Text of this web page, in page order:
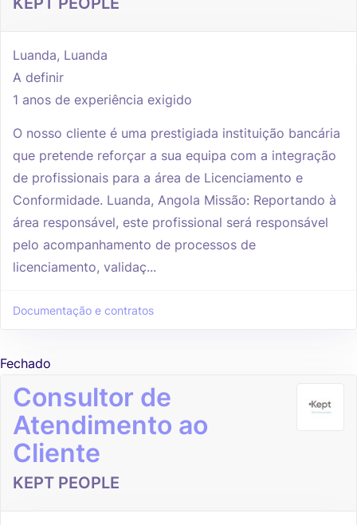
Luanda, Luanda
A definir
1 anos de experiência exigido
O nosso cliente é uma prestigiada instituição bancária
que pretende reforçar a sua equipa com a integração
de profissionais para a área de Licenciamento e
Conformidade. Luanda, Angola Missão: Reportando à
área responsável, este profissional será responsável
pelo acompanhamento de processos de
licenciamento, validaç...
Documentação e contratos
Fechado
Consultor de
Atendimento ao
Cliente
KEPT PEOPLE